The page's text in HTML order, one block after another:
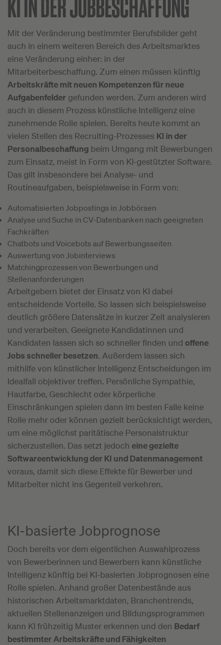
Mit der Veränderung bestimmter Berufsbilder geht
auch in einem weiteren Bereich des Arbeitsmarktes
eine Veränderung einher: in der
Mitarbeiterbeschaffung. Zum einen müssen künftig
Arbeitskräfte mit neuen Kompetenzen für neue
Aufgabenfelder gefunden werden. Zum anderen wird
auch in diesem Prozess künstliche Intelligenz eine
zunehmende Rolle spielen. Bereits heute kommt an
vielen Stellen des Recruiting-Prozesses KI in der
Personalbeschaffung beim Umgang mit Bewerbungen
zum Einsatz, meist in Form von KI-gestützter Software.
Das gilt insbesondere bei Analyse- und
Routineaufgaben, beispielsweise in Form von:
Automatisierten Jobpostings in Jobbörsen
Analyse und Suche in CV-Datenbanken nach geeigneten
Fachkräften
Chatbots und Voicebots auf Bewerbungsseiten
Auswertung von Jobinterviews
Matchingprozessen von Bewerbungen und
Stellenanforderungen
Arbeitgebern bietet der Einsatz von KI dabei
entscheidende Vorteile. So lassen sich beispielsweise
deutlich größere Datensätze in kurzer Zeit analysieren
und verarbeiten. Geeignete Kandidatinnen und
Kandidaten lassen sich so schneller finden und offene
Jobs schneller besetzen. Außerdem lassen sich
mithilfe von künstlicher Intelligenz Entscheidungen im
Idealfall objektiver treffen. Persönliche Sympathie,
Hautfarbe, Geschlecht oder körperliche
Einschränkungen spielen dann im besten Falle keine
Rolle mehr oder können gezielt berücksichtigt werden,
um eine möglichst paritätische Personalstruktur
sicherzustellen. Das setzt jedoch eine gezielte
Softwareentwicklung der KI und Datenmanagement
voraus, damit sich diese Effekte für Bewerber und
Mitarbeiter nicht ins Gegenteil verkehren.
KI-basierte Jobprognose
Doch bereits vor dem eigentlichen Auswahlprozess
von Bewerberinnen und Bewerbern kann künstliche
Intelligenz künftig bei KI-basierten Jobprognosen eine
Rolle spielen. Anhand großer Datenbestände aus
historischen Arbeitsmarktdaten, Branchentrends,
aktuellen Stellenanzeigen und Bildungsprogrammen
kann KI frühzeitig Muster erkennen und den Bedarf
bestimmter Arbeitskräfte und Fähigkeiten